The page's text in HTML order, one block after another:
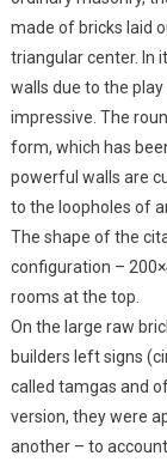
made of bricks laid
triangular center. In
walls due to the
impressive. The
form, which has
powerful walls are
to the loopholes of
The shape of the
configuration –
rooms at the top.
On the large raw
builders left signs
called tamgas and
version, they were
another – to